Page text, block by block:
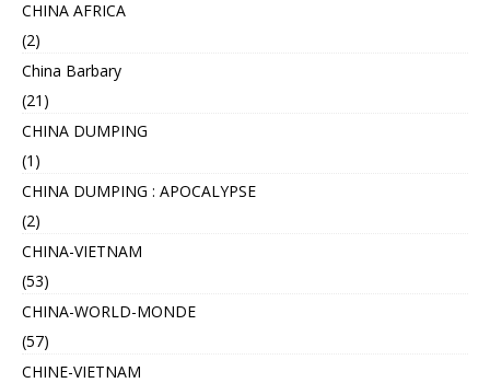
CHINA AFRICA
(2)
China Barbary
(21)
CHINA DUMPING
(1)
CHINA DUMPING : APOCALYPSE
(2)
CHINA-VIETNAM
(53)
CHINA-WORLD-MONDE
(57)
CHINE-VIETNAM